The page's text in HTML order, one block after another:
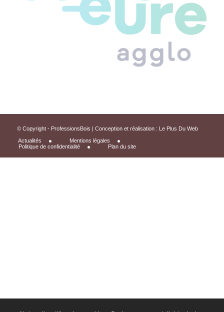
© Copyright - ProfessionsBois | Conception et réalisation : Le Plus Du Web
Actualités
Mentions légales
Politique de confidentialité
Plan du site